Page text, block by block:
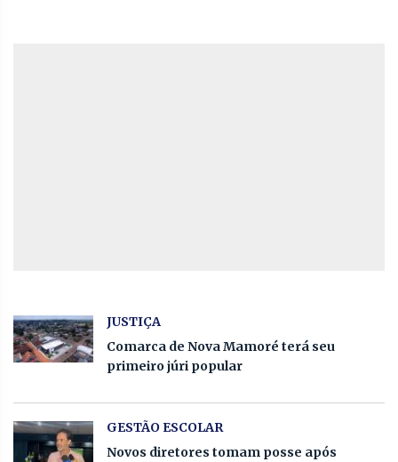
JUSTIÇA
Comarca de Nova Mamoré terá seu
primeiro júri popular
GESTÃO ESCOLAR
Novos diretores tomam posse após